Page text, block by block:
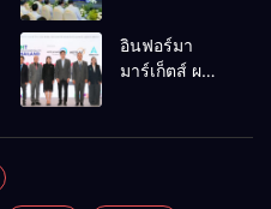
บ้านยอดเยี่ยม
มอบแหนบ
เกียรติยศแห่ง
อินฟอร์มา
มาร์เก็ตส์ ผนึก